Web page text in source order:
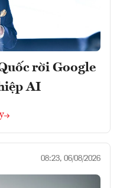
rời Google
AI
08:23, 06/08/2026